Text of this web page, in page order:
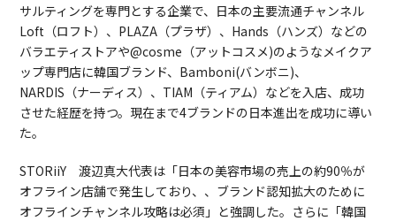
サルティングを専門とする企業で、日本の主要流通チャンネル
Loft（ロフト）、PLAZA（プラザ）、Hands（ハンズ）などの
バラエティストアや@cosme（アットコスメ)のようなメイクア
ップ専門店に韓国ブランド、Bamboni(バンボニ)、
NARDIS（ナーディス）、TIAM（ティアム）などを入店、成功
させた経歴を持つ。現在まで4ブランドの日本進出を成功に導い
た。
STORiiY 渡辺真大代表は「日本の美容市場の売上の約90％が
オフライン店舗で発生しており、、ブランド認知拡大のために
オフラインチャンネル攻略は必須」と強調した。さらに「韓国